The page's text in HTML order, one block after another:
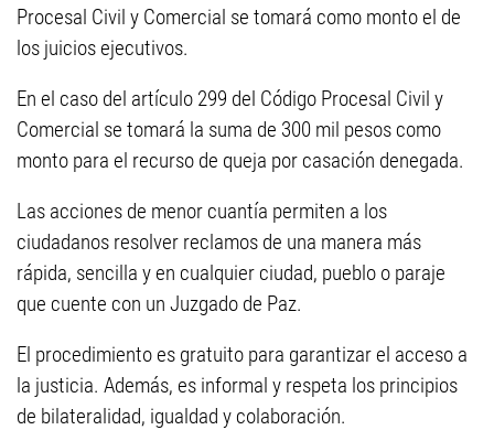
Procesal Civil y Comercial se tomará como monto el de
los juicios ejecutivos.
En el caso del artículo 299 del Código Procesal Civil y
Comercial se tomará la suma de 300 mil pesos como
monto para el recurso de queja por casación denegada.
Las acciones de menor cuantía permiten a los
ciudadanos resolver reclamos de una manera más
rápida, sencilla y en cualquier ciudad, pueblo o paraje
que cuente con un Juzgado de Paz.
El procedimiento es gratuito para garantizar el acceso a
la justicia. Además, es informal y respeta los principios
de bilateralidad, igualdad y colaboración.